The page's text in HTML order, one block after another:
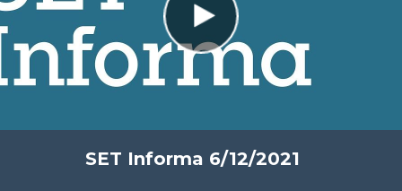
SET Informa 6/12/2021